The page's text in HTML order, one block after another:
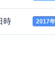
時 2017